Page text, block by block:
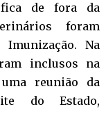
fica de fora da
foram
Na
inclusos na
reunião da
do Estado,